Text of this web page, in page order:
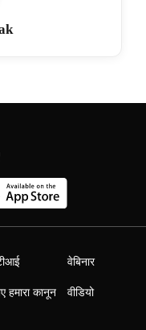
हमारा कानून
वेबिनार
वीडियो